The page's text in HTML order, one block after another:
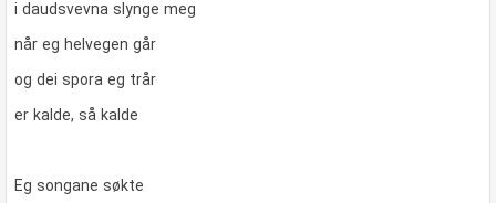
i daudsvevna slynge meg
når eg helvegen går
og dei spora eg trår
er kalde, så kalde
Eg songane søkte